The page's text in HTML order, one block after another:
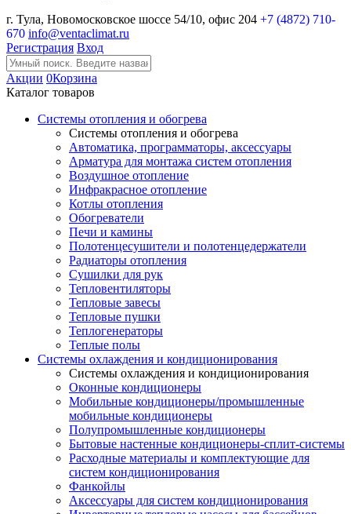
г. Тула, Новомосковское шоссе 54/10, офис 204 +7 (4872) 710-
670 info@ventaclimat.ru
Регистрация Вход
Акции 0Корзина
Каталог товаров
Системы отопления и обогрева
Системы отопления и обогрева
Автоматика, программаторы, аксессуары
Арматура для монтажа систем отопления
Воздушное отопление
Инфракрасное отопление
Котлы отопления
Обогреватели
Печи и камины
Полотенцесушители и полотенцедержатели
Радиаторы отопления
Сушилки для рук
Тепловентиляторы
Тепловые завесы
Тепловые пушки
Теплогенераторы
Теплые полы
Системы охлаждения и кондиционирования
Системы охлаждения и кондиционирования
Оконные кондиционеры
Мобильные кондиционеры/промышленные
мобильные кондиционеры
Полупромышленные кондиционеры
Бытовые настенные кондиционеры-сплит-системы
Расходные материалы и комплектующие для
систем кондиционирования
Фанкойлы
Аксессуары для систем кондиционирования